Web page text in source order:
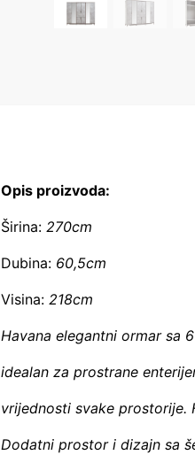
Opis proizvoda:
Širina: 270cm
Dubina:60,5cm
Visina: 218cm
Havana elegantni ormar sa
idealan za prostrane
vrijednosti svake prostorije.
Dodatni prostor i dizajn sa